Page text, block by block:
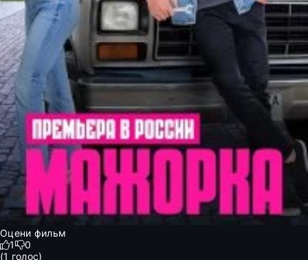
Оцени фильм
1
0
(1 голос)